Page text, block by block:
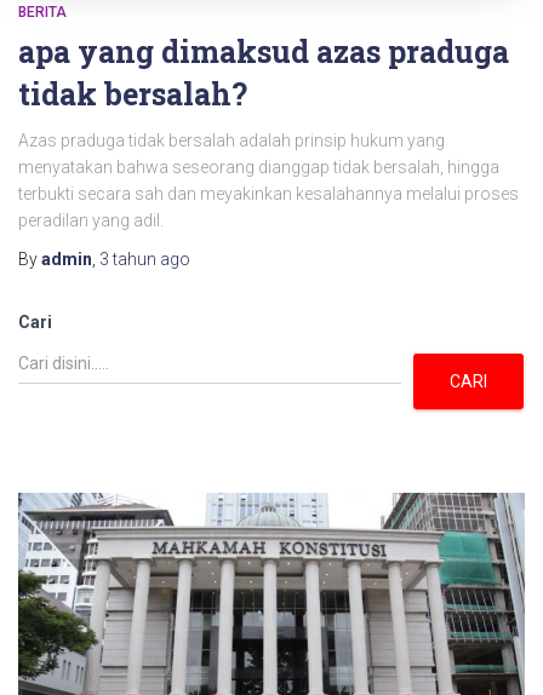
BERITA
apa yang dimaksud azas praduga
tidak bersalah?
Azas praduga tidak bersalah adalah prinsip hukum yang
menyatakan bahwa seseorang dianggap tidak bersalah, hingga
terbukti secara sah dan meyakinkan kesalahannya melalui proses
peradilan yang adil.
Byadmin 3 tahun ago
Cari
CARI